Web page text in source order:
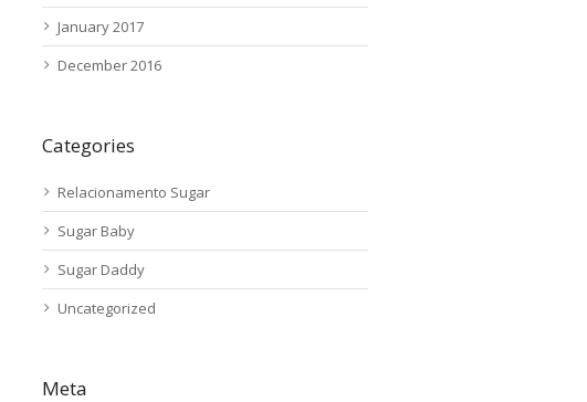
January 2017
December 2016
Categories
Relacionamento Sugar
Sugar Baby
Sugar Daddy
Uncategorized
Meta